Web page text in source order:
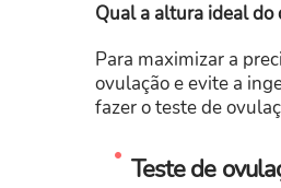
Qual a altura ideal do
Para maximizar a
ovulação e evite a
fazer o teste de
Teste de